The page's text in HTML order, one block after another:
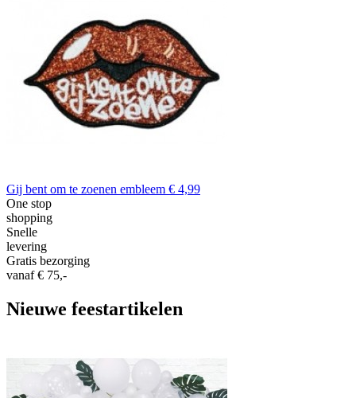
Gij bent om te zoenen embleem € 4,99
One stop
shopping
Snelle
levering
Gratis bezorging
vanaf € 75,-
Nieuwe feestartikelen